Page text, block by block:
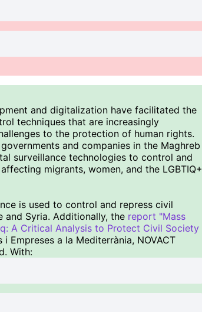
and digitalization have facilitated the
techniques that are increasingly
to the protection of human rights.
and companies in the Maghreb
surveillance technologies to control and
migrants, women, and the LGBTIQ+
is used to control and repress civil
and Syria. Additionally, the report "Mass
A Critical Analysis to Protect Civil Society
Empreses a la Mediterrània, NOVACT
With: